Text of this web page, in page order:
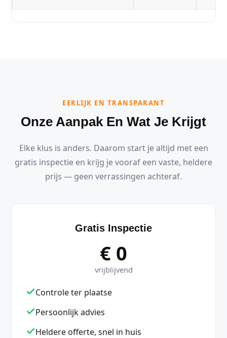
EERLIJK EN TRANSPARANT
Onze Aanpak En Wat Je Krijgt
Elke klus is anders. Daarom start je altijd met een
gratis inspectie en krijg je vooraf een vaste, heldere
prijs — geen verrassingen achteraf.
Gratis Inspectie
€ 0
vrijblijvend
Controle ter plaatse
Persoonlijk advies
Heldere offerte, snel in huis